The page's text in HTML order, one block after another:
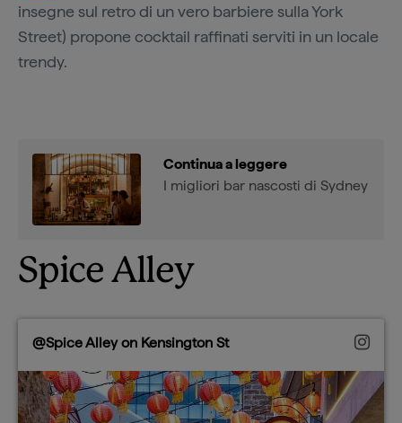
insegne sul retro di un vero barbiere sulla York
Street) propone cocktail raffinati serviti in un locale
trendy.
Continua a leggere
I migliori bar nascosti di Sydney
Spice Alley
@Spice Alley on Kensington St